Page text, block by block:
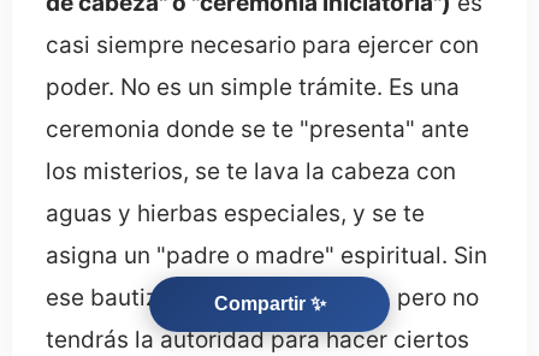
casi siempre necesario para ejercer con
poder. No es un simple trámite. Es una
ceremonia donde se te "presenta" ante
los misterios, se te lava la cabeza con
aguas y hierbas especiales, y se te
asigna un "padre o madre" espiritual. Sin
ese bautizo, puedes ser devoto, pero no
tendrás la autoridad para hacer ciertos
Compartir ✨